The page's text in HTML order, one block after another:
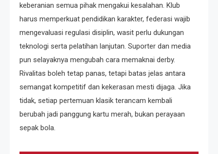
keberanian semua pihak mengakui kesalahan. Klub
harus memperkuat pendidikan karakter, federasi wajib
mengevaluasi regulasi disiplin, wasit perlu dukungan
teknologi serta pelatihan lanjutan. Suporter dan media
pun selayaknya mengubah cara memaknai derby.
Rivalitas boleh tetap panas, tetapi batas jelas antara
semangat kompetitif dan kekerasan mesti dijaga. Jika
tidak, setiap pertemuan klasik terancam kembali
berubah jadi panggung kartu merah, bukan perayaan
sepak bola.